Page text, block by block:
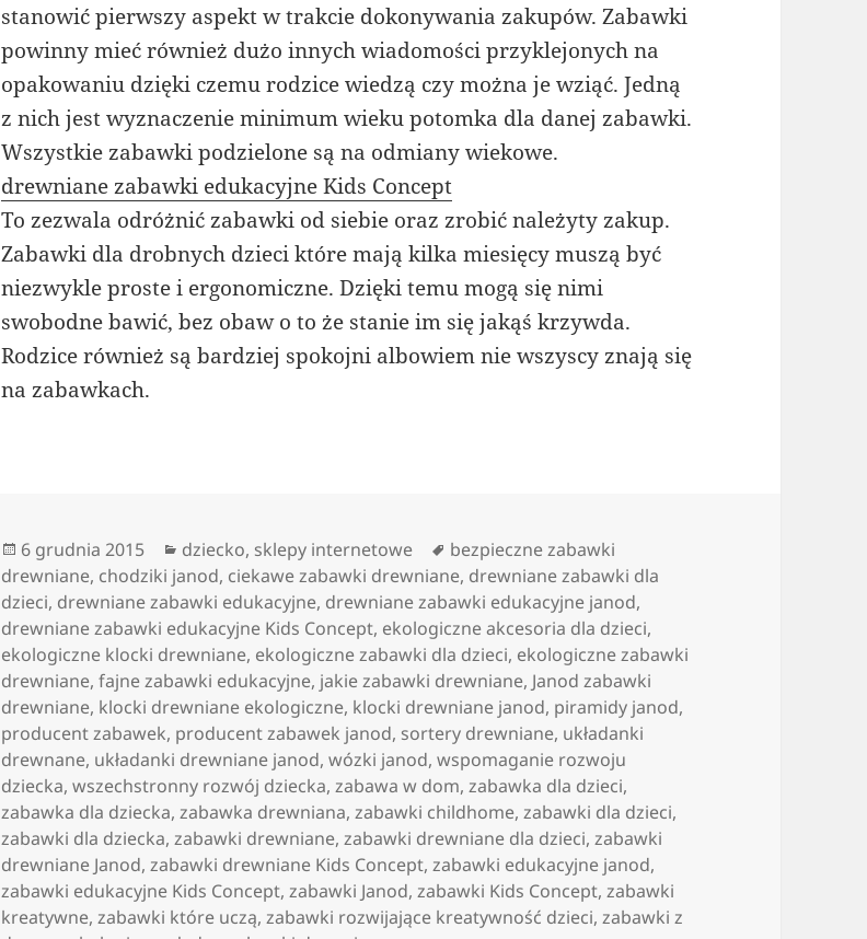
stanowić pierwszy aspekt w trakcie dokonywania zakupów. Zabawki
powinny mieć również dużo innych wiadomości przyklejonych na
opakowaniu dzięki czemu rodzice wiedzą czy można je wziąć. Jedną
z nich jest wyznaczenie minimum wieku potomka dla danej zabawki.
Wszystkie zabawki podzielone są na odmiany wiekowe.
drewniane zabawki edukacyjne Kids Concept
To zezwala odróżnić zabawki od siebie oraz zrobić należyty zakup.
Zabawki dla drobnych dzieci które mają kilka miesięcy muszą być
niezwykle proste i ergonomiczne. Dzięki temu mogą się nimi
swobodne bawić, bez obaw o to że stanie im się jakąś krzywda.
Rodzice również są bardziej spokojni albowiem nie wszyscy znają się
na zabawkach.
Data
publikacji
6 grudnia 2015 Kategorie
dziecko, sklepy internetowe Tagi
bezpieczne zabawki
drewniane, chodziki janod, ciekawe zabawki drewniane, drewniane zabawki dla
dzieci, drewniane zabawki edukacyjne, drewniane zabawki edukacyjne janod,
drewniane zabawki edukacyjne Kids Concept, ekologiczne akcesoria dla dzieci,
ekologiczne klocki drewniane, ekologiczne zabawki dla dzieci, ekologiczne zabawki
drewniane,fajne zabawki edukacyjne, jakie zabawki drewniane, Janod zabawki
drewniane, klocki drewniane ekologiczne, klocki drewniane janod, piramidy janod,
producent zabawek, producent zabawek janod, sortery drewniane, układanki
drewnane, układanki drewniane janod,wózki janod,wspomaganie rozwoju
dziecka,wszechstronny rozwój dziecka,zabawa w dom,zabawka dla dzieci,
zabawka dla dziecka,zabawka drewniana,zabawki childhome,zabawki dla dzieci,
zabawki dla dziecka,zabawki drewniane,zabawki drewniane dla dzieci,zabawki
drewniane Janod,zabawki drewniane Kids Concept,zabawki edukacyjne janod,
zabawki edukacyjne Kids Concept,zabawki Janod,zabawki Kids Concept,zabawki
kreatywne,zabawki które uczą,zabawki rozwijające kreatywność dzieci,zabawki z